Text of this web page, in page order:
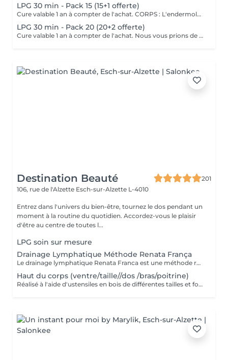
LPG 30 min - Pack 15 (15+1 offerte)
Cure valable 1 an à compter de l'achat. CORPS : L'endermologie DESTOCKER les graisses localisées et résistantes. LISSER la cellulite PREVENIR les troubles de la circulation RAFFERMIR la peau distendue DRAINER VISAGE : L'endermolift STIMULER la synthèse naturelle d'acide hyaluronique. REDENSIFIER la peau ESTOMPER les signes de l'âge Nous vous prions de bien vouloir respecter votre rendez-vous. En prenant rendez-vous, vous occupez une place, dont une autre personne aurait éventuellement besoin. Tout rendez-vous non annulé 24h en avance, est susceptible d'être facturé. (Si vous ne pouvez pas vous présenter à votre RDV, proposez-le éventuellement à un proche ou à un ami) Toute l'équipe de Aromas Institut vous remercie pour votre respect et votre compréhension.
LPG 30 min - Pack 20 (20+2 offerte)
Cure valable 1 an à compter de l'achat. Nous vous prions de bien vouloir respecter votre rendez-vous. En prenant rendez-vous, vous occupez une place, dont une autre personne aurait éventuellement besoin. Tout rendez-vous non annulé 24h en avance, est susceptible d'être facturé. (Si vous ne pouvez pas vous présenter à votre RDV, proposez-le éventuellement à un proche ou à un ami) Toute l'équipe de Aromas Institut vous remercie pour votre respect et votre compréhension.
Destination Beauté
201
106, rue de l'Alzette Esch-sur-Alzette L-4010
Entrez dans l'univers du bien-être, tournez le dos pendant un
moment à la routine du quotidien. Accordez-vous le plaisir
d'être au centre de toutes l...
LPG soin sur mesure
Drainage Lymphatique Méthode Renata França
Le drainage lymphatique Renata Franca est une méthode revisité du drainage lymphatique traditionnel qui permet d'obtenir des résultats plus rapides et visuels impressionnants. L'objectif du drainage manuel, c'est de stimuler le système lymphatique pour qu'il accélère son fonctionnement et élimine ce qui l'empêchait de fonctionner correctement. Pour ce faire, il va falloir stimuler les ganglions et les organes d'élimination. Plus il est pratiqué régulièrement, plus il sera efficace et permettra de soutenir le système lymphatique plutôt que de le relancer à chaque fois.
Haut du corps (ventre/taille//dos /bras/poitrine)
Réalisé à l'aide d'ustensiles en bois de différentes tailles et formes spécialement conçus pour s'adapter aux lignes du corps. - Une alternative à la chirurgie - Accélère le métabolisme - Active le système lymphatique - Raffermit et tonifie la peau - Redessine le corps et les volumes - Post opératoire...